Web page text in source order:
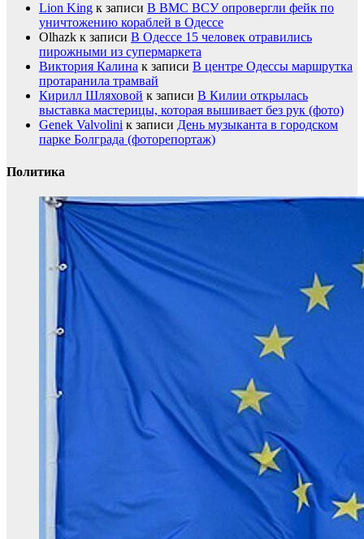
Lion King к записи В ВМС ВСУ опровергли фейк по
уничтожению кораблей в Одессе
Olhazk к записи В Одессе 15 человек отравились
пирожными из супермаркета
Виктория Калина к записи В центре Одессы маршрутка
протаранила трамвай
Кирилл Шляховой к записи В Килии открылась
выставка мастерицы, которая вышивает без рук (фото)
Genek Valvolini к записи День музыканта в городском
парке Болграда (фоторепортаж)
Политика